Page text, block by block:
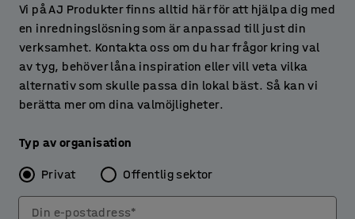
Vi på AJ Produkter finns alltid här för att hjälpa dig med
en inredningslösning som är anpassad till just din
verksamhet. Kontakta oss om du har frågor kring val
av tyg, behöver låna inspiration eller vill veta vilka
alternativ som skulle passa din lokal bäst. Så kan vi
berätta mer om dina valmöjligheter.
Typ av organisation
Privat Offentlig sektor
Din e-postadress*